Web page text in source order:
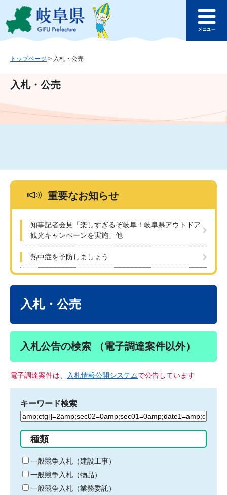
ジ
ュ
文
このページの本文へ
ュ
トップページ > 入札・公売
入札・公売
重要なお知らせ
知事記者会見「楽しすぎるぞ岐阜！岐阜県アウトドア
観光キャンペーンを実施」他
熱中症を予防しましょう
入札・公売
入札公告の検索 （電子調達案件以外）
電子調達案件は、 入札情報公開システムで公告しています
キーワード検索
検
る
キ
ー
ワ
ー
種類
一般競争入札（建設工事）
一般競争入札（物品）
一般競争入札（業務委託）